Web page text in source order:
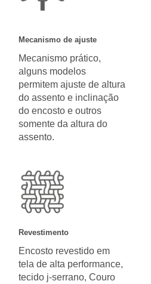
Mecanismo de ajuste
Mecanismo prático,
alguns modelos
permitem ajuste de altura
do assento e inclinação
do encosto e outros
somente da altura do
assento.
Revestimento
Encosto revestido em
tela de alta performance,
tecido j-serrano, Couro